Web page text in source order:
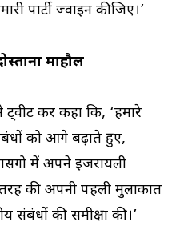
पार्टी ज्‍वाइन कीजिए।’
माहौल
कर कहा कि, ‘हमारे
को आगे बढ़ाते हुए,
में अपने इजरायली
की अपनी पहली मुलाकात
संबंधों की समीक्षा की।’